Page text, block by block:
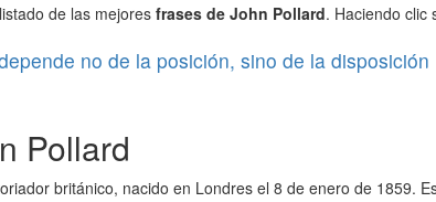
de las mejores frases de John Pollard. Haciendo clic
no de la posición, sino de la disposición
Pollard
británico, nacido en Londres el 8 de enero de 1859.